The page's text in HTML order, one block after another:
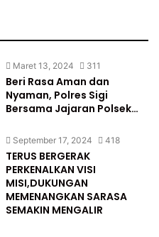
Maret 13, 2024 311
Beri Rasa Aman dan
Nyaman, Polres Sigi
Bersama Jajaran Polsek…
September 17, 2024 418
TERUS BERGERAK
PERKENALKAN VISI
MISI,DUKUNGAN
MEMENANGKAN SARASA
SEMAKIN MENGALIR